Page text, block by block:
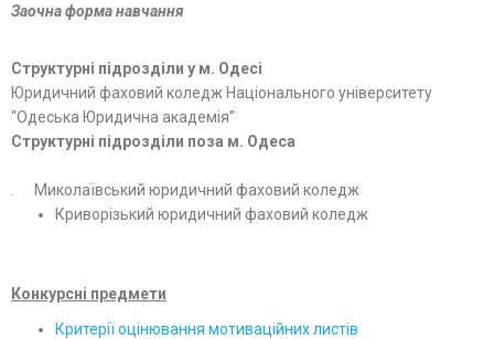
Заочна форма навчання
Структурні підрозділи у м. Одесі
Юридичний фаховий коледж Національного університету
“Одеська Юридична академія”
Структурні підрозділи поза м. Одеса
. Миколаївський юридичний фаховий коледж
Криворізький юридичний фаховий коледж
Конкурсні предмети
Критерії оцінювання мотиваційних листів